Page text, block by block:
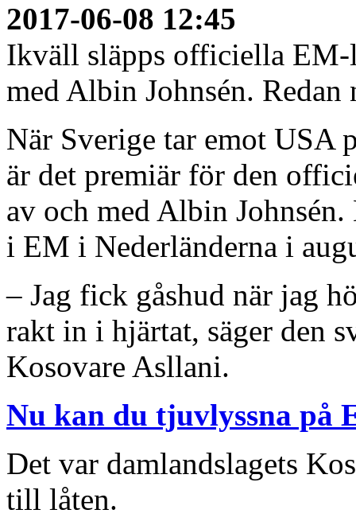
2017-06-08 12:45
Ikväll släpps officiella
med Albin Johnsén.
När Sverige tar emot USA
är det premiär för den
av och med Albin
i EM i Nederländerna i
– Jag fick gåshud när jag
rakt in i hjärtat, säger den
Kosovare Asllani.
Nu kan du tjuvlyssna på
Det var damlandslagets
till låten.